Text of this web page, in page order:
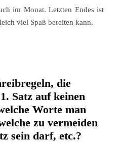
im Monat. Letzten Endes ist
viel Spaß bereiten kann.
die
Satz auf keinen
Worte man
zu vermeiden
sein darf, etc.?